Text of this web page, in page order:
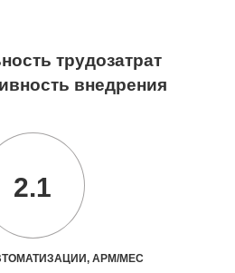
трудозатрат
внедрения
2.1
АРМ/МЕС